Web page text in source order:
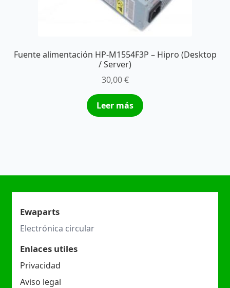
Fuente alimentación HP-M1554F3P – Hipro (Desktop
/ Server)
30,00€
Leer más
Ewaparts
Electrónica circular
Enlaces utiles
Privacidad
Aviso legal